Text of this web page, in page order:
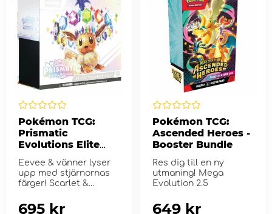
Pokémon TCG:
Prismatic
Evolutions Elite
Eevee & vänner lyser
upp med stjärnornas
färger! Scarlet &
695 kr
Pokémon TCG:
Ascended Heroes -
Booster Bundle
Res dig till en ny
utmaning! Mega
Evolution 2.5
649 kr